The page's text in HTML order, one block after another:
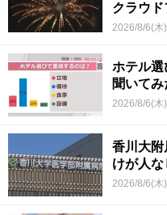
クラウ
2026/8/6(木
ホテル選
聞いてみ
2026/8/6(木
香川大
けが人な
2026/8/6(木